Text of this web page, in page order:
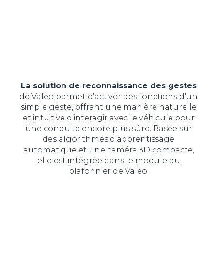
La solution de reconnaissance des gestes
de Valeo permet d’activer des fonctions d’un
simple geste, offrant une manière naturelle
et intuitive d’interagir avec le véhicule pour
une conduite encore plus sûre. Basée sur
des algorithmes d’apprentissage
automatique et une caméra 3D compacte,
elle est intégrée dans le module du
plafonnier de Valeo.